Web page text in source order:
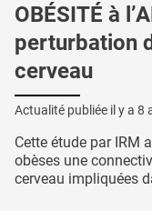
OBÉSITÉ à
perturbation
cerveau
Actualité publiée il y a 8
Cette étude par IRM
obèses une
cerveau impliquées